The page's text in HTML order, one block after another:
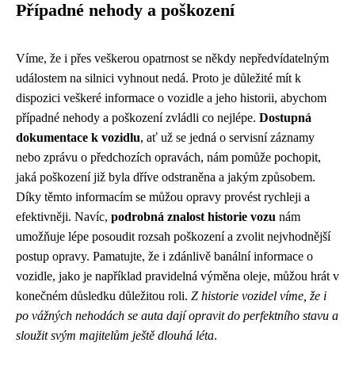
Případné nehody a poškození
Víme, že i přes veškerou opatrnost se někdy nepředvídatelným
událostem na silnici vyhnout nedá. Proto je důležité mít k
dispozici veškeré informace o vozidle a jeho historii, abychom
případné nehody a poškození zvládli co nejlépe. Dostupná
dokumentace k vozidlu, ať už se jedná o servisní záznamy
nebo zprávu o předchozích opravách, nám pomůže pochopit,
jaká poškození již byla dříve odstraněna a jakým způsobem.
Díky těmto informacím se můžou opravy provést rychleji a
efektivněji. Navíc, podrobná znalost historie vozu nám
umožňuje lépe posoudit rozsah poškození a zvolit nejvhodnější
postup opravy. Pamatujte, že i zdánlivě banální informace o
vozidle, jako je například pravidelná výměna oleje, můžou hrát v
konečném důsledku důležitou roli. Z historie vozidel víme, že i
po vážných nehodách se auta dají opravit do perfektního stavu a
sloužit svým majitelům ještě dlouhá léta.